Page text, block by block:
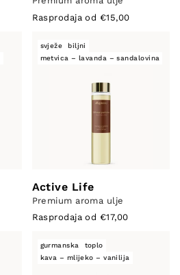
Rasprodaja od €15,00
svježe
biljni
metvica – lavanda – sandalovina
Active Life
Premium aroma ulje
Rasprodaja od €17,00
gurmanska
toplo
kava – mlijeko – vanilija